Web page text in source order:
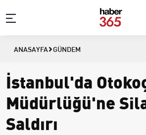
ANASAYFA GÜNDEM
İstanbul'da
Müdürlüğü'ne
Saldırı